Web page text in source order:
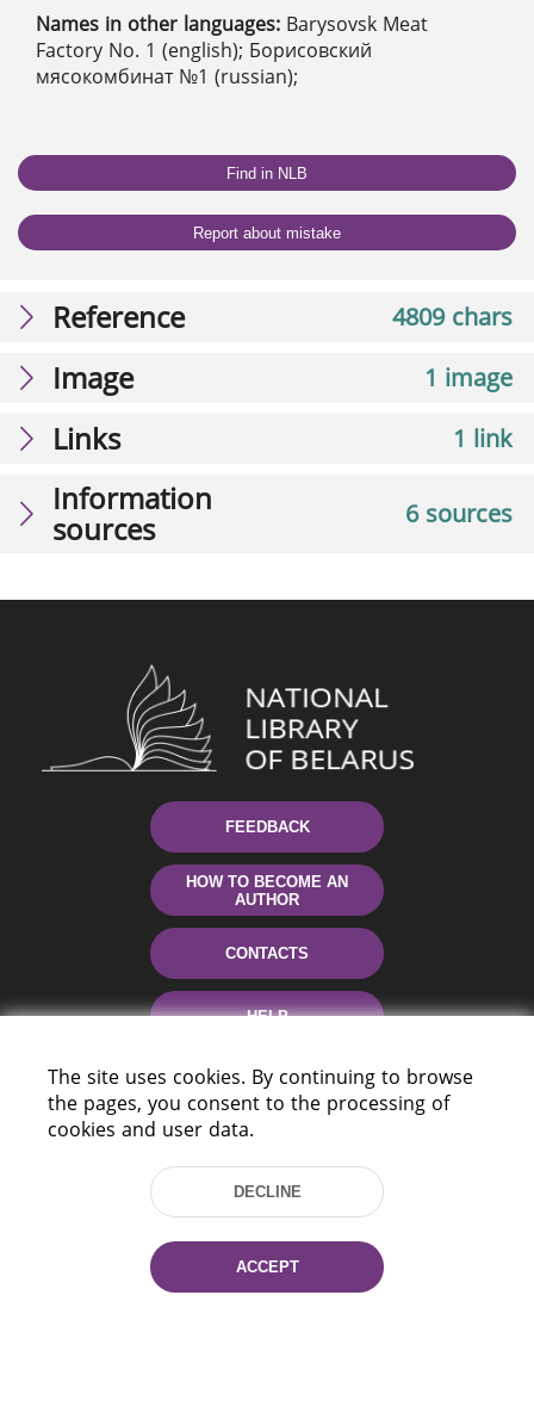
Names in other languages: Barysovsk Meat
Factory No. 1 (english); Борисовский
мясокомбинат №1 (russian);
Find in NLB
Report about mistake
4809 chars
Reference
1 image
Image
1 link
Links
6 sources
Information
sources
FEEDBACK
HOW TO BECOME AN
AUTHOR
CONTACTS
HELP
220114, Niezaležnasci Ave. 116, Minsk,
Tel.: (+375 17) 368 37 37
The site uses cookies. By continuing to browse
the pages, you consent to the processing of
cookies and user data.
DECLINE
ACCEPT